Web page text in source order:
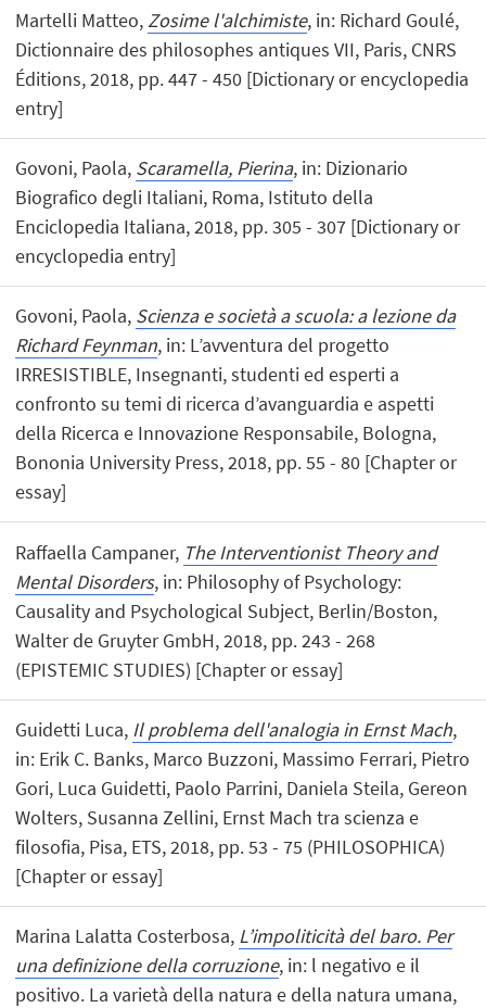
Martelli Matteo, Zosime l'alchimiste, in: Richard Goulé,
Dictionnaire des philosophes antiques VII, Paris, CNRS
Éditions, 2018, pp. 447 - 450 [Dictionary or encyclopedia
entry]
Govoni, Paola, Scaramella, Pierina, in: Dizionario
Biografico degli Italiani, Roma, Istituto della
Enciclopedia Italiana, 2018, pp. 305 - 307 [Dictionary or
encyclopedia entry]
Govoni, Paola, Scienza e società a scuola: a lezione da
Richard Feynman, in: L’avventura del progetto
IRRESISTIBLE, Insegnanti, studenti ed esperti a
confronto su temi di ricerca d’avanguardia e aspetti
della Ricerca e Innovazione Responsabile, Bologna,
Bononia University Press, 2018, pp. 55 - 80 [Chapter or
essay]
Raffaella Campaner, The Interventionist Theory and
Mental Disorders, in: Philosophy of Psychology:
Causality and Psychological Subject, Berlin/Boston,
Walter de Gruyter GmbH, 2018, pp. 243 - 268
(EPISTEMIC STUDIES) [Chapter or essay]
Guidetti Luca, Il problema dell'analogia in Ernst Mach,
in: Erik C. Banks, Marco Buzzoni, Massimo Ferrari, Pietro
Gori, Luca Guidetti, Paolo Parrini, Daniela Steila, Gereon
Wolters, Susanna Zellini, Ernst Mach tra scienza e
filosofia, Pisa, ETS, 2018, pp. 53 - 75 (PHILOSOPHICA)
[Chapter or essay]
Marina Lalatta Costerbosa, L’impoliticità del baro. Per
una definizione della corruzione, in: l negativo e il
positivo. La varietà della natura e della natura umana,